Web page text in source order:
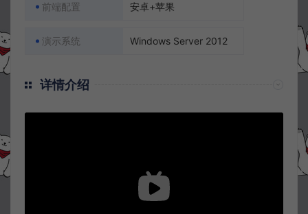
前端配置 安卓+苹果
演示系统 Windows Server 2012
详情介绍